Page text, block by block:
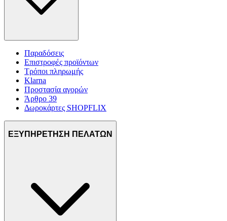
Παραδόσεις
Επιστροφές προϊόντων
Τρόποι πληρωμής
Klarna
Προστασία αγορών
Άρθρο 39
Δωροκάρτες SHOPFLIX
ΕΞΥΠΗΡΕΤΗΣΗ ΠΕΛΑΤΩΝ